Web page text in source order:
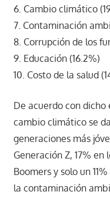
6. Cambio climático
7. Contaminación
8. Corrupción de los
9. Educación (16.2%)
10. Costo de la salud
De acuerdo con
cambio climático se
generaciones más
Generación Z, 17% en
Boomers y solo un
la contaminación